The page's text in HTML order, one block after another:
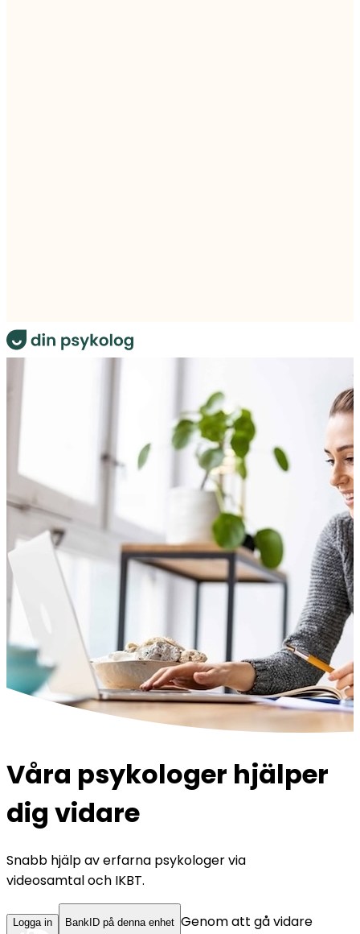
Våra psykologer hjälper
dig vidare
Snabb hjälp av erfarna psykologer via
videosamtal och IKBT.
Logga in BankID på denna enhet Genom att gå vidare